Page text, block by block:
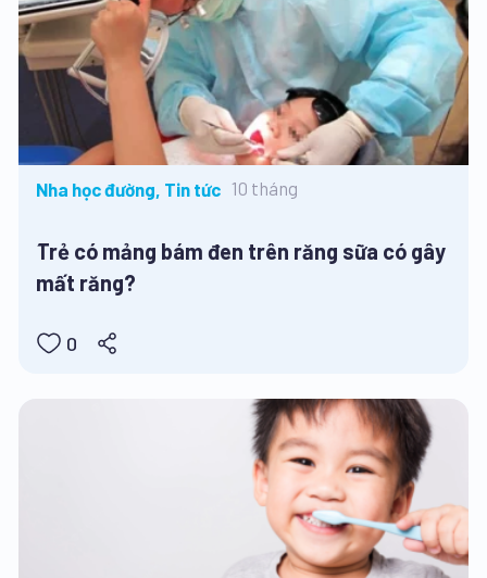
Nha học đường, Tin tức 10 tháng
Trẻ có mảng bám đen trên răng sữa có gây
mất răng?
0